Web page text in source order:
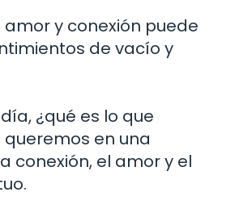
amor y conexión puede
de vacío y
¿qué es lo que
en una
conexión, el amor y el